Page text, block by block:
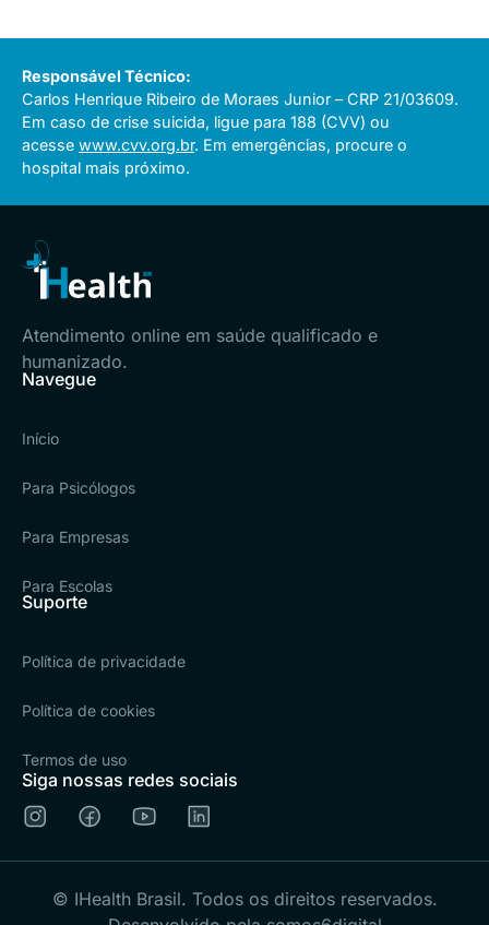
Responsável Técnico:
Carlos Henrique Ribeiro de Moraes Junior – CRP 21/03609.
Em caso de crise suicida, ligue para 188 (CVV) ou
acesse www.cvv.org.br. Em emergências, procure o
hospital mais próximo.
Atendimento online em saúde qualificado e
humanizado.
Navegue
Início
Para Psicólogos
Para Empresas
Para Escolas
Suporte
Política de privacidade
Política de cookies
Termos de uso
Siga nossas redes sociais
© IHealth Brasil. Todos os direitos reservados.